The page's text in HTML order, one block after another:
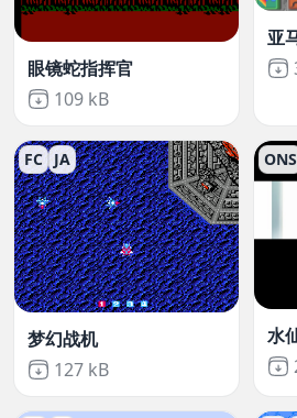
眼镜蛇指挥官
Not downloaded
109 kB
亚
FC JA
梦幻战机
Not downloaded
127 kB
ONS
水